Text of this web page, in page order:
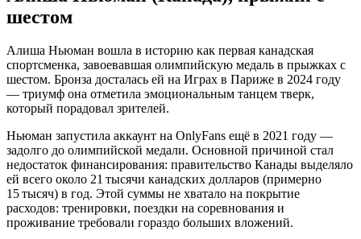
шестом
Алиша Ньюман вошла в историю как первая канадская
спортсменка, завоевавшая олимпийскую медаль в прыжках с
шестом. Бронза досталась ей на Играх в Париже в 2024 году
— триумф она отметила эмоциональным танцем тверк,
который порадовал зрителей.
Ньюман запустила аккаунт на OnlyFans ещё в 2021 году —
задолго до олимпийской медали. Основной причиной стал
недостаток финансирования: правительство Канады выделяло
ей всего около 21 тысячи канадских долларов (примерно
15 тысяч) в год. Этой суммы не хватало на покрытие
расходов: тренировки, поездки на соревнования и
проживание требовали гораздо больших вложений.